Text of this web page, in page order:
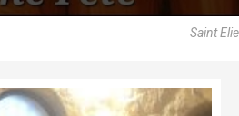
Saint Elie